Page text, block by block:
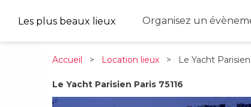
Les plus beaux lieux Organisez un
Accueil > Location lieux > Le Yacht Parisien
Le Yacht Parisien Paris 75116